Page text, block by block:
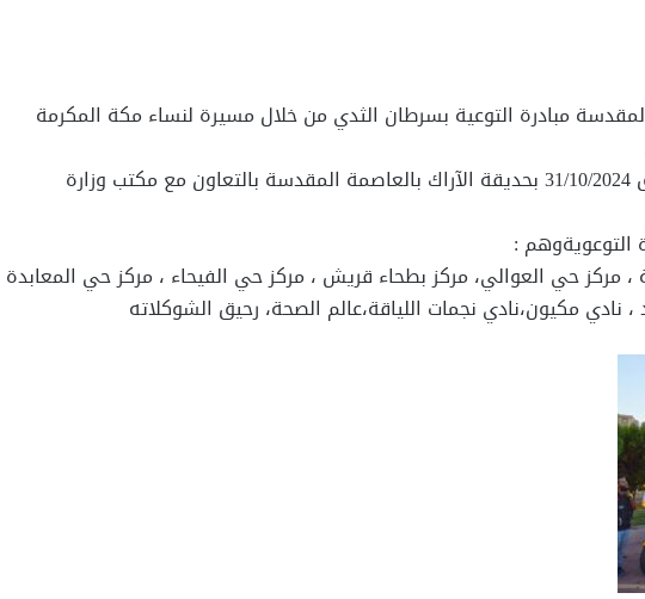
مبادرة التوعية بسرطان الثدي من خلال مسيرة لنساء مكة المكرمة
وذلك مساء الخميس 28/4/1446هـ الموافق 31/10/2024 بحديقة الآراك بالعاصمة المقدسة بالتعاون مع مكتب وزارة
:
مركز حي العوالي، مركز بطحاء قريش ، مركز حي الفيحاء ، مركز حي المعابدة
مكيون،نادي نجمات اللياقة،عالم الصحة، رحيق الشوكلاته